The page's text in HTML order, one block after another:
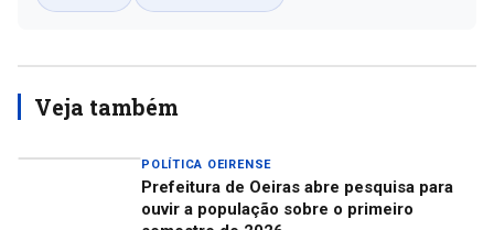
Veja também
POLÍTICA OEIRENSE
Prefeitura de Oeiras abre pesquisa para
ouvir a população sobre o primeiro